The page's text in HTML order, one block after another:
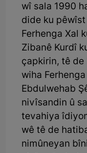
wî sala 1990
dide ku
Ferhenga Xal
Zibanê Kurdî
çapkirin, tê
wiha
Ebdulwehab
nivîsandin û
tevahiya
wê tê de
nimûneyan